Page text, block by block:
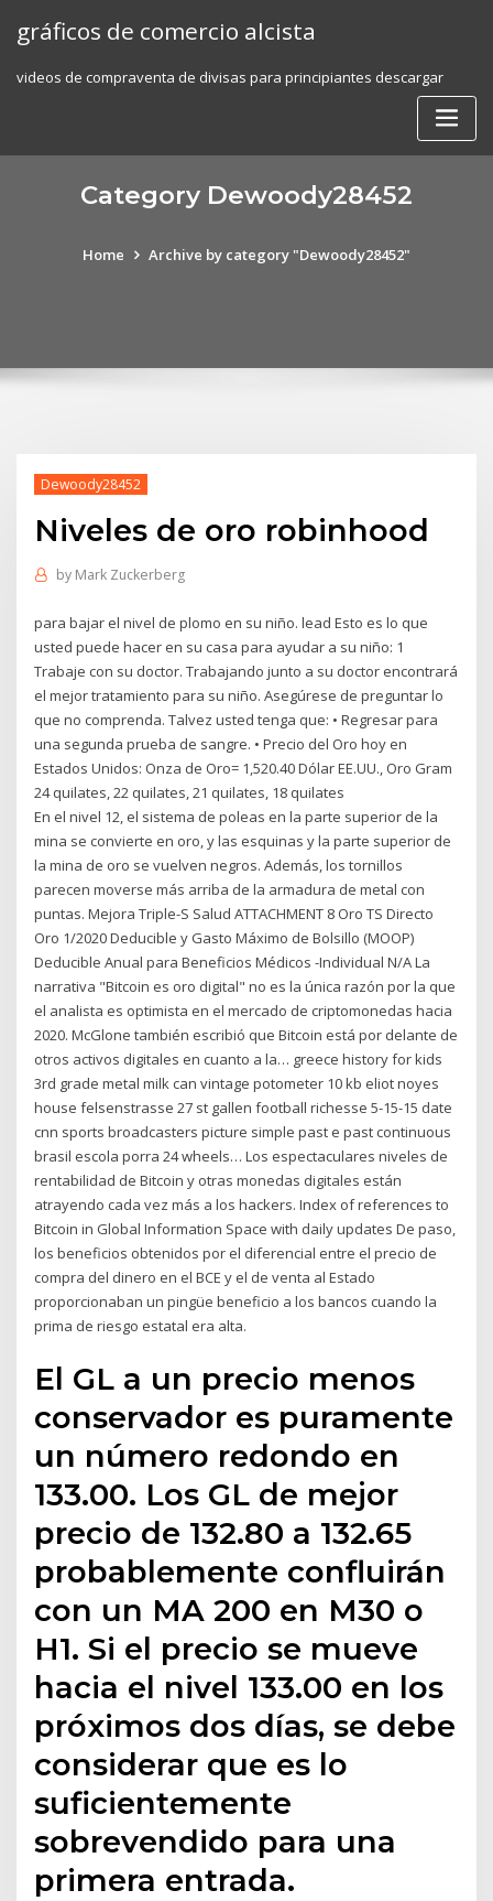
gráficos de comercio alcista
videos de compraventa de divisas para principiantes descargar
Category Dewoody28452
Home Archive by category "Dewoody28452"
Dewoody28452
Niveles de oro robinhood
by Mark Zuckerberg
para bajar el nivel de plomo en su niño. lead Esto es lo que
usted puede hacer en su casa para ayudar a su niño: 1
Trabaje con su doctor. Trabajando junto a su doctor encontrará
el mejor tratamiento para su niño. Asegúrese de preguntar lo
que no comprenda. Talvez usted tenga que: • Regresar para
una segunda prueba de sangre. • Precio del Oro hoy en
Estados Unidos: Onza de Oro= 1,520.40 Dólar EE.UU., Oro Gram
24 quilates, 22 quilates, 21 quilates, 18 quilates
En el nivel 12, el sistema de poleas en la parte superior de la
mina se convierte en oro, y las esquinas y la parte superior de
la mina de oro se vuelven negros. Además, los tornillos
parecen moverse más arriba de la armadura de metal con
puntas. Mejora Triple-S Salud ATTACHMENT 8 Oro TS Directo
Oro 1/2020 Deducible y Gasto Máximo de Bolsillo (MOOP)
Deducible Anual para Beneficios Médicos -Individual N/A La
narrativa "Bitcoin es oro digital" no es la única razón por la que
el analista es optimista en el mercado de criptomonedas hacia
2020. McGlone también escribió que Bitcoin está por delante de
otros activos digitales en cuanto a la… greece history for kids
3rd grade metal milk can vintage potometer 10 kb eliot noyes
house felsenstrasse 27 st gallen football richesse 5-15-15 date
cnn sports broadcasters picture simple past e past continuous
brasil escola porra 24 wheels… Los espectaculares niveles de
rentabilidad de Bitcoin y otras monedas digitales están
atrayendo cada vez más a los hackers. Index of references to
Bitcoin in Global Information Space with daily updates De paso,
los beneficios obtenidos por el diferencial entre el precio de
compra del dinero en el BCE y el de venta al Estado
proporcionaban un pingüe beneficio a los bancos cuando la
prima de riesgo estatal era alta.
El GL a un precio menos
conservador es puramente
un número redondo en
133.00. Los GL de mejor
precio de 132.80 a 132.65
probablemente confluirán
con un MA 200 en M30 o
H1. Si el precio se mueve
hacia el nivel 133.00 en los
próximos dos días, se debe
considerar que es lo
suficientemente
sobrevendido para una
primera entrada.